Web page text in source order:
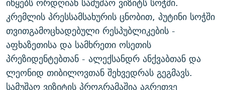
60 ᲓᲔᲪᲘᲑᲔᲚᲘ
ᲒᲐᲜᲙᲘᲗᲮᲕᲘᲡ ᲓᲦᲔ
ᲓᲘᲚᲘᲡ ᲡᲐᲣᲑᲠᲔᲑᲘ
ᲛᲝᲚᲐᲞᲐᲠᲐᲙᲔ ᲢᲔᲥᲡᲢᲔᲑᲘ
ᲨᲘᲜ - ᲣᲪᲮᲝᲔᲗᲨᲘ
ᲤᲔᲜᲝᲕᲐᲜᲘ - 2.10
ᲞᲠᲝᲔᲥᲢᲔᲑᲘ
ᲣᲙᲠᲐᲘᲜᲐᲨᲘ ᲓᲐᲦᲣᲞᲣᲚᲘ ᲥᲐᲠᲗᲕᲔᲚᲘ ᲛᲔᲑᲠᲫᲝᲚᲔᲑᲘ - 2022
ᲓᲐᲛᲝᲣᲙᲘᲓᲔᲑᲚᲝᲑᲘᲡ 100 ᲬᲔᲚᲘ
ᲩᲔᲛᲘ ᲡᲘᲙᲕᲓᲘᲚᲘᲡ ᲛᲘᲖᲔᲖᲘᲐ COVID-19
11 ᲬᲔᲚᲘ - 11 ᲐᲛᲑᲐᲕᲘ
ЭХО КАВКАЗА
ᲒᲐᲛᲝᲘᲬᲔᲠᲔ
კრემლის პრესსამსახურის ცნობით, პუტინი სოჭში
თვითგამოცხადებული რესპუბლიკების -
აფხაზეთისა და სამხრეთი ოსეთის
პრეზიდენტებთან - ალექსანდრ ანქვაბთან და
ლეონიდ თიბილოვთან შეხვედრას გეგმავს.
სამუშაო ვიზიტის პროგრამაშია აგრეთვე